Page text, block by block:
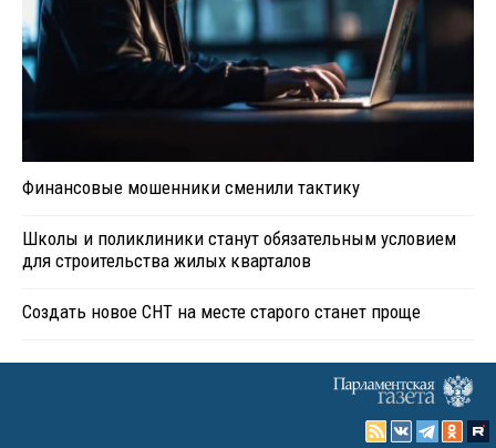
Финансовые мошенники сменили тактику
Школы и поликлиники станут обязательным условием
для строительства жилых кварталов
Создать новое СНТ на месте старого станет проще